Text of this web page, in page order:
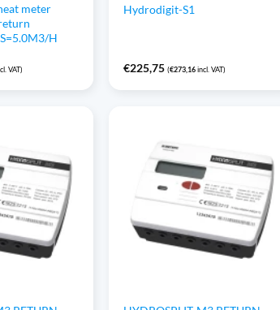
meter
H
VAT)
Hydrodigit-S1
€225,75 (€273,16incl. VAT)